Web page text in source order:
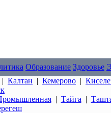
Образование Здоровье
| Калтан | Кемерово |
| Тайга |